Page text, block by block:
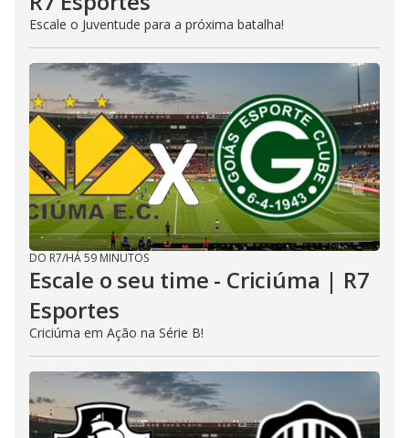
Escale o Juventude para a próxima batalha!
DO R7/HÁ 59 MINUTOS
Escale o seu time - Criciúma | R7
Esportes
Criciúma em Ação na Série B!